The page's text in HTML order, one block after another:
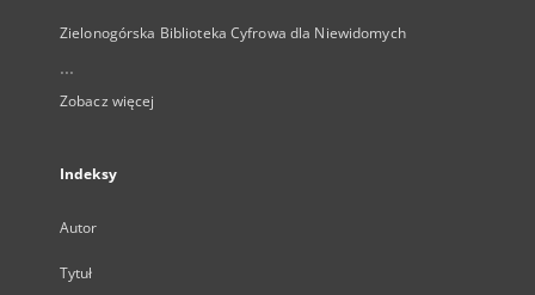
Zielonogórska Biblioteka Cyfrowa dla Niewidomych
...
Zobacz więcej
Indeksy
Autor
Tytuł